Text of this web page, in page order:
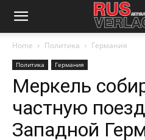
Home Политика Германия
Политика Германия
Меркель
частную
Западной